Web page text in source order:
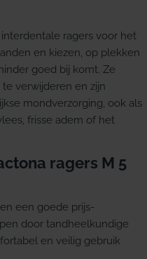
ragers voor het
en kiezen, op plekken
goed bij komt. Ze
verwijderen en zijn
mondverzorging, ook als
frisse adem of het
ragers M 5
een goede prijs-
door tandheelkundige
en veilig gebruik